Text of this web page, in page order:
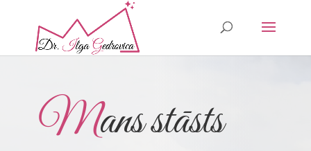
Mans stāsts